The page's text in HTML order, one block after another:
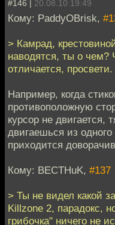
#146 | 20.08.10 19:49
Кому: PaddyOBrisk,
> Камрад,
наводятся, ты о чем?
отличается, просвети.
Например, когда
противоположную
курсор не двигается,
двигаешься из одного
приходится
Кому: BECTHuK, #137
> Ты не видел какой
Killzone 2, парадокс,
грибочка" ничего не